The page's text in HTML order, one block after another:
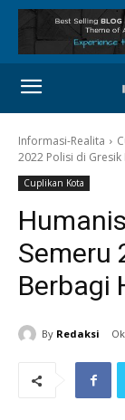
Informasi-Realita
2022 Polisi di
Cuplikan Kota
Semeru
Berbagi
By Redaksi